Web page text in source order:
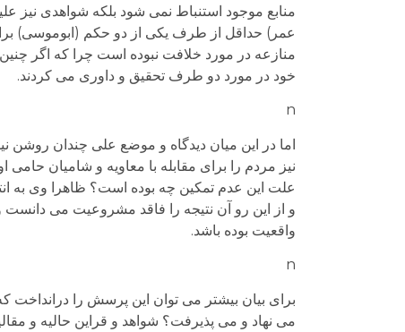
منابع موجود استنباط نمی شود بلکه شواهدی نیز
عمر) حداقل از طرف یکی از دو حکم
منازعه در مورد خلافت نبوده است چرا که اگر
خود در مورد دو طرف تحقیق و داوری می کردند.
n
اما در این میان دیدگاه و موضع علی چندان
نیز مردم را برای مقابله با معاویه و شامیان
علت این عدم تمکین چه بوده است؟ ظاهرا وی به
و از این رو آن نتیجه را فاقد مشروعیت می دانست
واقعیت بوده باشد.
n
برای بیان بیشتر می توان این پرسش را
می نهاد و می پذیرفت؟ شواهد و قراین حالیه و